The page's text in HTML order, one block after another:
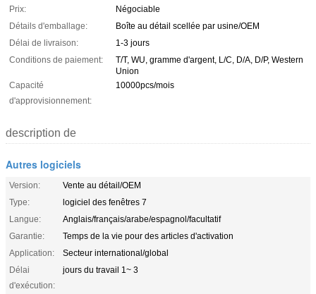
Prix:
Négociable
Détails d'emballage:
Boîte au détail scellée par usine/OEM
Délai de livraison:
1-3 jours
Conditions de paiement:
T/T, WU, gramme d'argent, L/C, D/A, D/P, Western
Union
Capacité
d'approvisionnement:
10000pcs/mois
description de
Autres logiciels
Version:
Vente au détail/OEM
Type:
logiciel des fenêtres 7
Langue:
Anglais/français/arabe/espagnol/facultatif
Garantie:
Temps de la vie pour des articles d'activation
Application:
Secteur international/global
Délai
d'exécution:
jours du travail 1~ 3